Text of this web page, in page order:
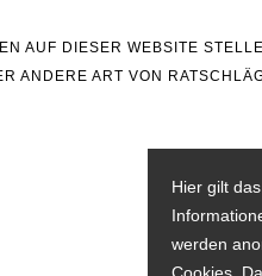
AUF DIESER WEBSITE
ANDERE ART VON
Hier gilt
werden